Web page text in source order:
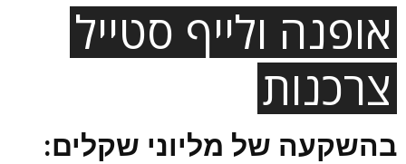
אופנה ולייף סטייל
צרכנות
בהשקעה של מליוני שקלים: